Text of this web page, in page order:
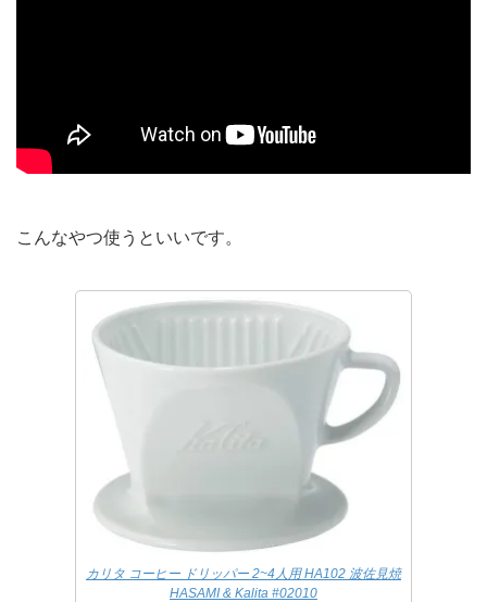
こんなやつ使うといいです。
カリタ コーヒー ドリッパー 2~4人用 HA102 波佐見焼
HASAMI & Kalita #02010